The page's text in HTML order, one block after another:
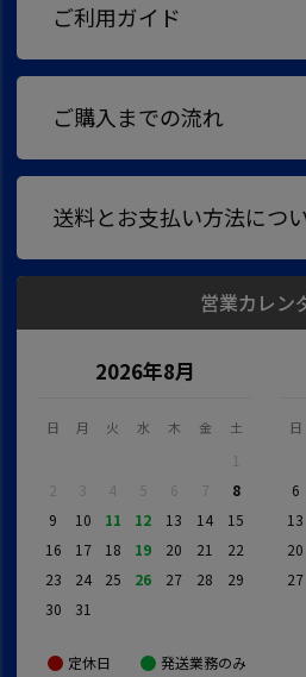
ご利用ガイド
ご購入までの流れ
送料とお支払い方法につ
営業カレン
2026年8月
日 月 火 水 木 金 土
1
2
3 4 5 6 7
8
9
10 11 12 13 14
15
16
17 18 19 20 21
22
23
24 25 26 27 28
29
30
31
日
6
13
20
27
定休日 発送業務のみ